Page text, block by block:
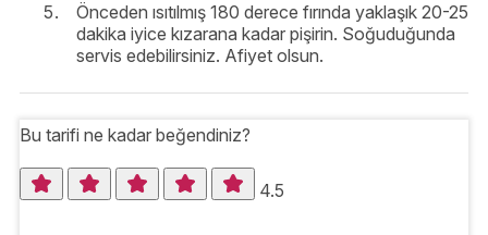
Önceden ısıtılmış 180 derece fırında yaklaşık 20-25
dakika iyice kızarana kadar pişirin. Soğuduğunda
servis edebilirsiniz. Afiyet olsun.
Bu tarifi ne kadar beğendiniz?
4.5